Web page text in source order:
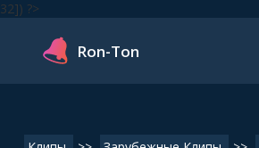
32]) ?>
Ron-Ton